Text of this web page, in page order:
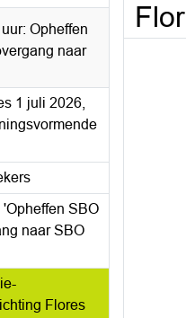
Opheffen
naar
1 juli 2026,
SBO
naar SBO
Flores